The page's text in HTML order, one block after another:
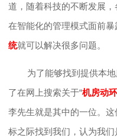
道，随着科技的不断发展
在智能化的管理模式面前
统就可以解决很多问题。
为了能够找到提供本
了在网上搜索关于“机房动
李先生就是其中的一位。
标之际找到我们，认为我